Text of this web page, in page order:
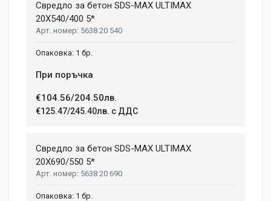
Свредло за бетон SDS-MAX ULTIMAX
20X540/400 5*
5638 20 540
1 бр.
При поръчка
€104.56/204.50лв.
€125.47/245.40лв. с ДДС
Свредло за бетон SDS-MAX ULTIMAX
20X690/550 5*
5638 20 690
1 бр.